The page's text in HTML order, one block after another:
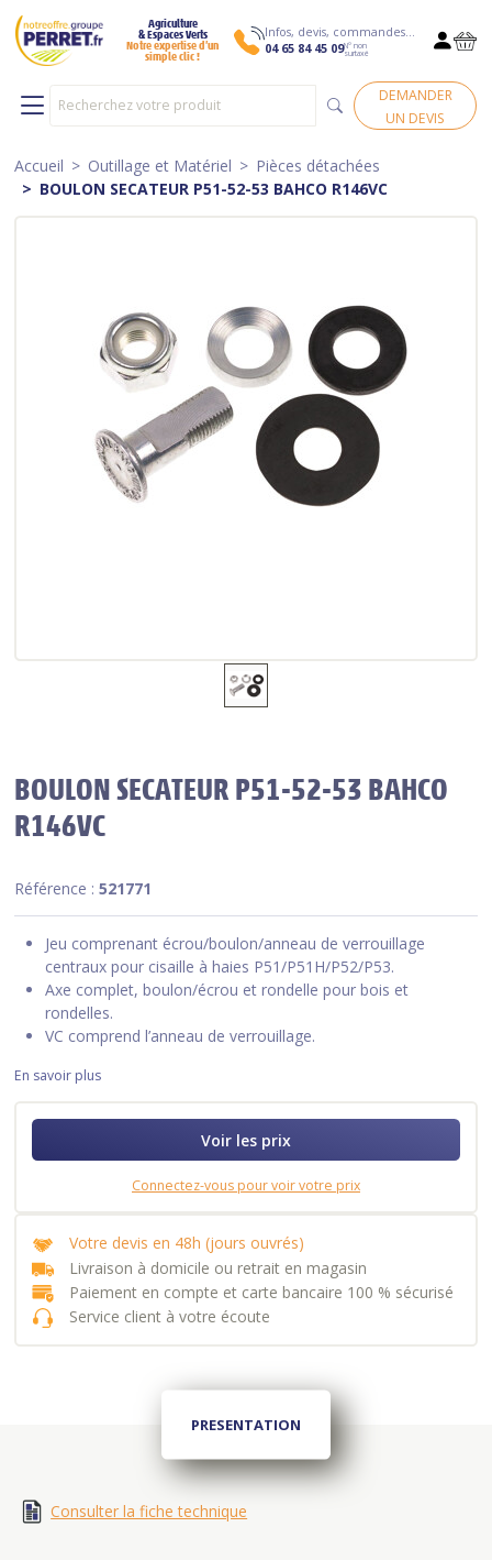
Agriculture
& Espaces Verts
Notre expertise d’un
simple clic !
Infos, devis, commandes…
04 65 84 45 09N° non
surtaxé
DEMANDER
UN DEVIS
Accueil Outillage et Matériel
Pièces détachées
BOULON SECATEUR P51-52-53 BAHCO R146VC
BOULON SECATEUR P51-52-53 BAHCO
R146VC
Référence :521771
Jeu comprenant écrou/boulon/anneau de verrouillage
centraux pour cisaille à haies P51/P51H/P52/P53.
Axe complet, boulon/écrou et rondelle pour bois et
rondelles.
VC comprend l’anneau de verrouillage.
En savoir plus
Voir les prix
Connectez-vous pour voir votre prix
Votre devis en 48h (jours ouvrés)
Livraison à domicile ou retrait en magasin
Paiement en compte et carte bancaire 100 % sécurisé
Service client à votre écoute
PRESENTATION
Consulter la fiche technique